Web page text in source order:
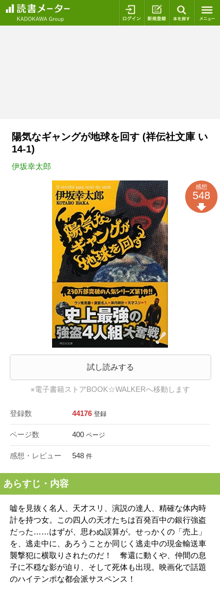
ログイン 新規登録
陽気なギャングが地球を回す (祥伝社文庫 い
14-1)
伊坂幸太郎
試し読みする
※電子書籍ストアBOOK☆WALKERへ移動します
登録数 44176 登録
ページ数 400 ページ
感想・レビュー 548 件
感想
548
あらすじ・内容
嘘を見抜く名人、天才スリ、演説の達人、精確な体内時
計を持つ女。この四人の天才たちは百発百中の銀行強盗
だった……はずが、思わぬ誤算が。せっかくの「売上」
を、逃走中に、あろうことか同じく逃走中の現金輸送車
襲撃犯に横取りされたのだ！ 奪還に動くや、仲間の息
子に不穏な影が迫り、そして死体も出現。映画化で話題
のハイテンポな都会派サスペンス！